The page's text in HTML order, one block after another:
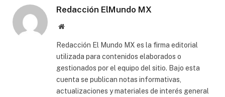
Redacción ElMundo MX
Sitio
Redacción El Mundo MX es la firma editorial
utilizada para contenidos elaborados o
gestionados por el equipo del sitio. Bajo esta
cuenta se publican notas informativas,
actualizaciones y materiales de interés general